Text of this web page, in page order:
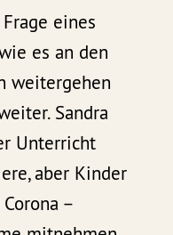
eines
es an den
weitergehen
Sandra
Unterricht
aber Kinder
–